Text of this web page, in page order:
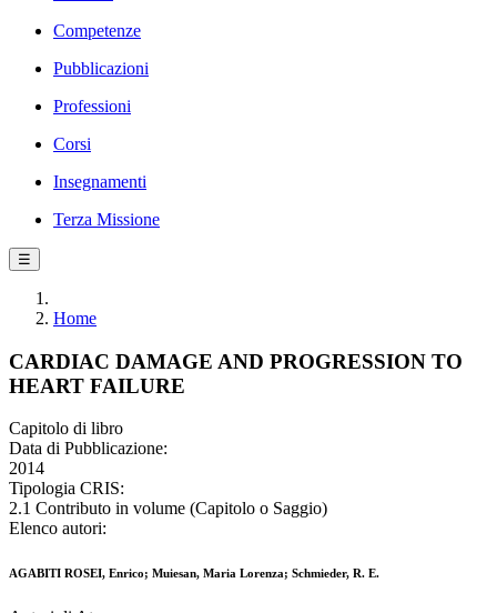
Competenze
Pubblicazioni
Professioni
Corsi
Insegnamenti
Terza Missione
☰
Home
CARDIAC DAMAGE AND PROGRESSION TO
HEART FAILURE
Capitolo di libro
Data di Pubblicazione:
2014
Tipologia CRIS:
2.1 Contributo in volume (Capitolo o Saggio)
Elenco autori:
AGABITI ROSEI, Enrico; Muiesan, Maria Lorenza; Schmieder, R. E.